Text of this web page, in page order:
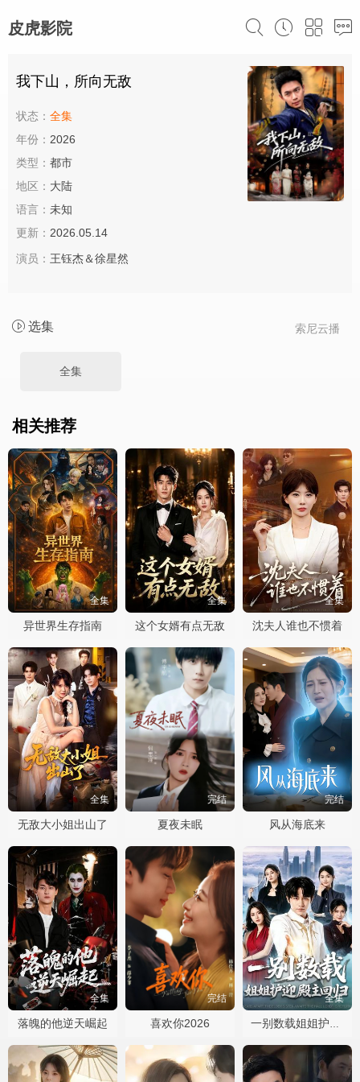
皮虎影院
我下山，所向无敌
状态： 全集
年份： 2026
类型： 都市
地区： 大陆
语言： 未知
更新： 2026.05.14
演员： 王钰杰＆徐星然
索尼云播
选集
全集
相关推荐
全集
异世界生存指南
全集
这个女婿有点无敌
全集
沈夫人谁也不惯着
全集
无敌大小姐出山了
完结
夏夜未眠
完结
风从海底来
全集
落魄的他逆天崛起
完结
喜欢你2026
全集
一别数载姐姐护迎殿主回归